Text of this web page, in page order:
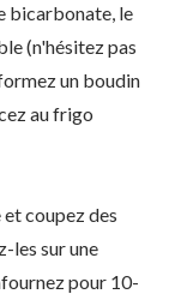
bicarbonate, le
(n'hésitez pas
un boudin
au frigo
coupez des
les sur une
pour 10-